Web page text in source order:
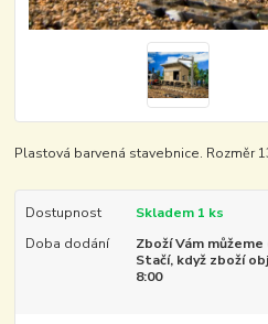
Plastová barvená stavebnice. Rozměr
Dostupnost
Skladem 1 ks
Doba dodání
Zboží Vám
Stačí, když zboží
8:00